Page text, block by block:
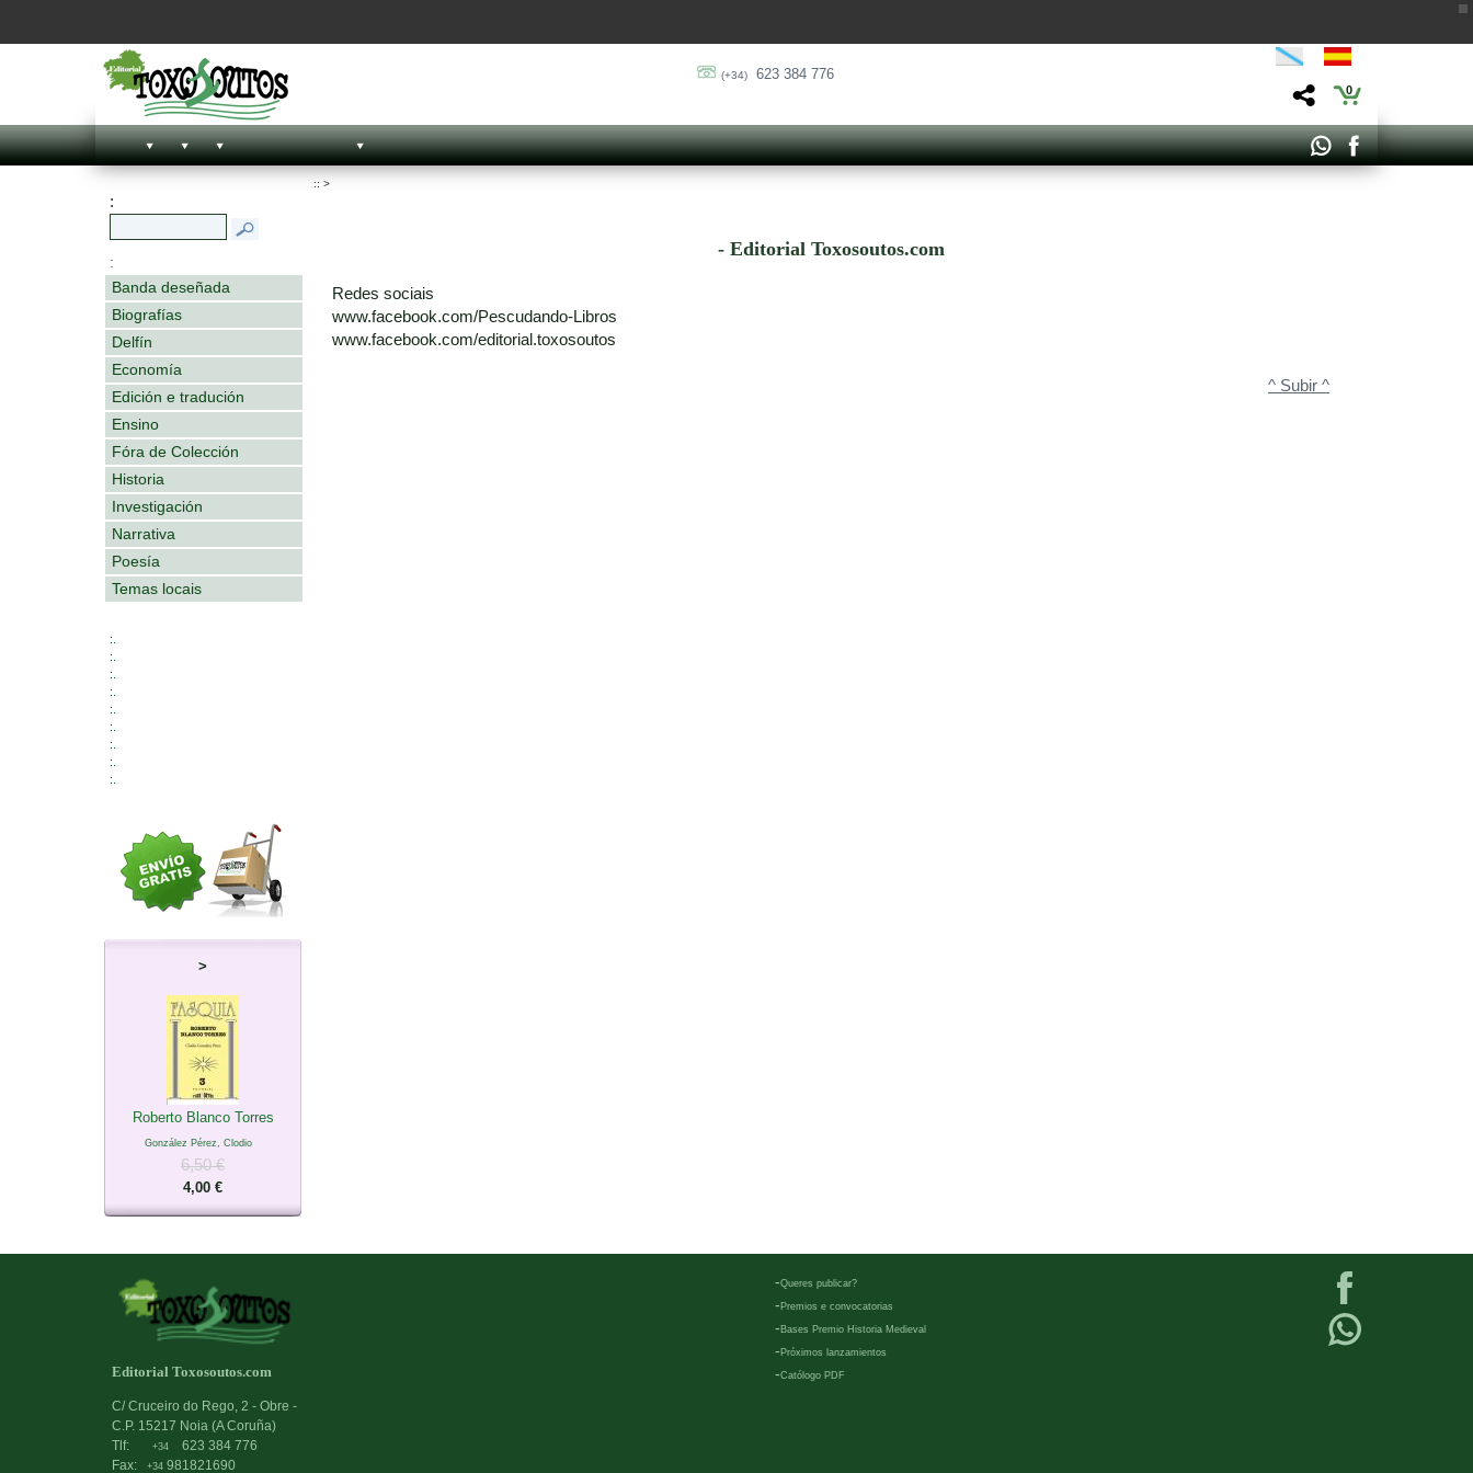
(+34) 623 384 776
0
:
:
Banda deseñada
Biografías
Delfín
Economía
Edición e tradución
Ensino
Fóra de Colección
Historia
Investigación
Narrativa
Poesía
Temas locais
:.
:.
:.
:.
:.
:.
:.
:.
:.
>
Roberto Blanco Torres
González Pérez, Clodio
6,50 €
4,00 €
:: >
- Editorial Toxosoutos.com
Redes sociais
www.facebook.com/Pescudando-Libros
www.facebook.com/editorial.toxosoutos
^ Subir ^
Editorial Toxosoutos.com
C/ Cruceiro do Rego, 2 - Obre -
C.P. 15217 Noia (A Coruña)
Tlf:
+34
623 384 776
Fax:
+34 981821690
-Queres publicar?
- Premios e convocatorias
- Bases Premio Historia Medieval
- Próximos lanzamientos
-Católogo PDF